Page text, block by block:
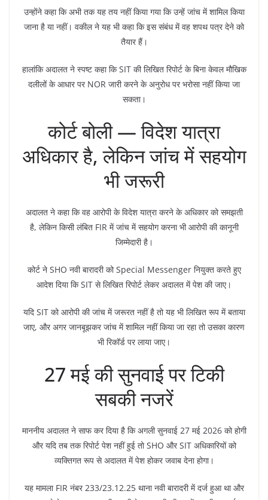
उन्होंने कहा कि अभी तक यह तय नहीं किया गया कि उन्हें जांच में शामिल किया
जाना है या नहीं। वकील ने यह भी कहा कि इस संबंध में वह शपथ पत्र देने को
तैयार हैं।
हालांकि अदालत ने स्पष्ट कहा कि SIT की लिखित रिपोर्ट के बिना केवल मौखिक
दलीलों के आधार पर NOR जारी करने के अनुरोध पर भरोसा नहीं किया जा
सकता।
कोर्ट बोली — विदेश यात्रा
अधिकार है, लेकिन जांच में सहयोग
भी जरूरी
अदालत ने कहा कि वह आरोपी के विदेश यात्रा करने के अधिकार को समझती
है, लेकिन किसी लंबित FIR में जांच में सहयोग करना भी आरोपी की कानूनी
जिम्मेदारी है।
कोर्ट ने SHO नवी बारादरी को Special Messenger नियुक्त करते हुए
आदेश दिया कि SIT से लिखित रिपोर्ट लेकर अदालत में पेश की जाए।
यदि SIT को आरोपी की जांच में जरूरत नहीं है तो यह भी लिखित रूप में बताया
जाए, और अगर जानबूझकर जांच में शामिल नहीं किया जा रहा तो उसका कारण
भी रिकॉर्ड पर लाया जाए।
27 मई की सुनवाई पर टिकी
सबकी नजरें
माननीय अदालत ने साफ कर दिया है कि अगली सुनवाई 27 मई 2026 को होगी
और यदि तब तक रिपोर्ट पेश नहीं हुई तो SHO और SIT अधिकारियों को
व्यक्तिगत रूप से अदालत में पेश होकर जवाब देना होगा।
यह मामला FIR नंबर 233/23.12.25 थाना नवी बारादरी में दर्ज हुआ था और